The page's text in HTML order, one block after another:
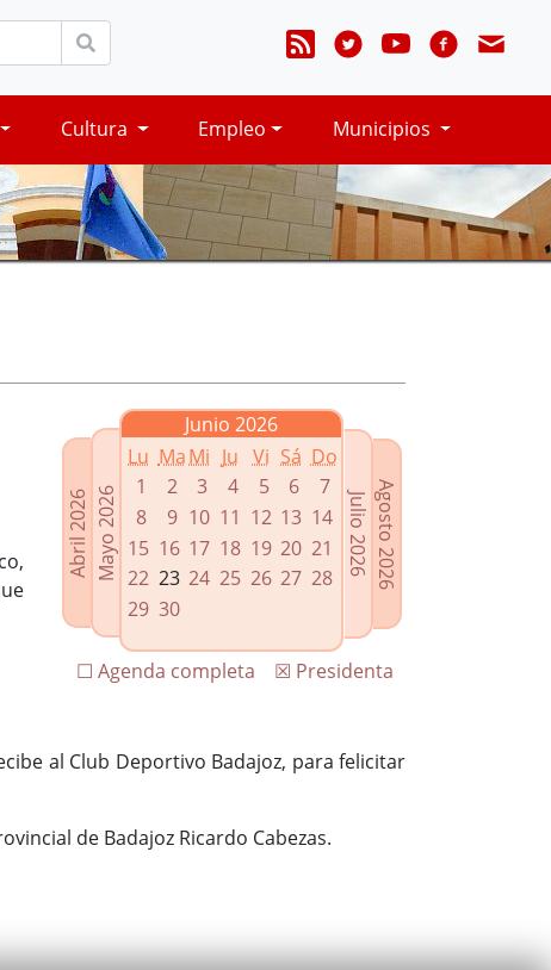
Cultura Empleo Municipios
Abril 2026Mayo 2026
Junio 2026
Lu MaMi Ju Vi Sá Do
1
2 3 4 5 6
7
8
9 10 11 12 13 14
15 16 17 18 19 20 21
22 23 24 25 26 27 28
29 30
Agosto 2026
Julio 2026
☒ Presidenta
☐ Agenda completa
al Club Deportivo Badajoz, para felicitar
de Badajoz Ricardo Cabezas.